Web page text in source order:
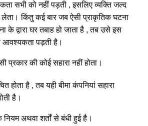
सभी को नहीं पड़ती , इसलिए व्यक्ति जल्द
लेता। किंतु कई बार जब ऐसी प्राकृतिक घटना
के द्वारा घर तबाह हो जाता है , तब उसे इस
आवश्यकता पड़ती है।
प्रकार की कोई सहारा नहीं होता।
होता है , तब यही बीमा कंपनियां सहारा
है।
अथवा शर्तों से बंधी हुई है।